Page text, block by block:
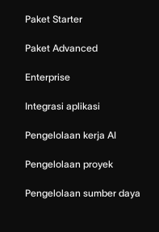
Paket Starter
Paket Advanced
Enterprise
Integrasi aplikasi
Pengelolaan kerja AI
Pengelolaan proyek
Pengelolaan sumber daya